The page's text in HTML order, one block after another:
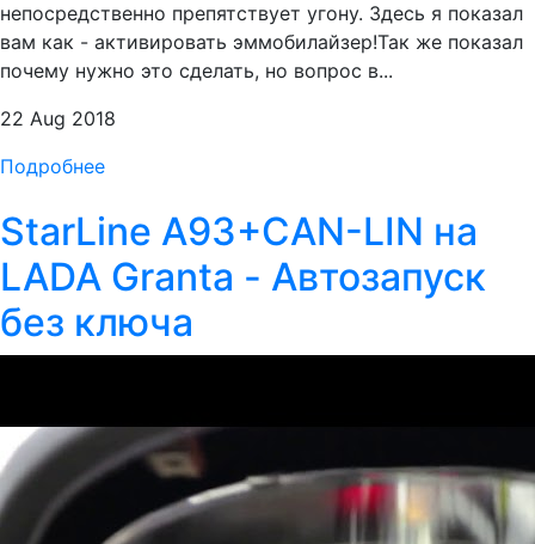
непосредственно препятствует угону. Здесь я показал
вам как - активировать эммобилайзер!Так же показал
почему нужно это сделать, но вопрос в...
22 Aug 2018
Подробнее
StarLine A93+CAN-LIN на
LADA Granta - Автозапуск
без ключа